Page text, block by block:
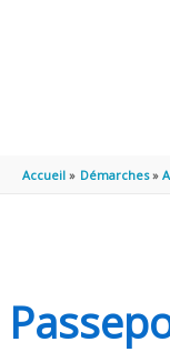
Accueil Démarches